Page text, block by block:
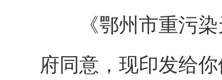
《鄂州市重污染
府同意，现印发给